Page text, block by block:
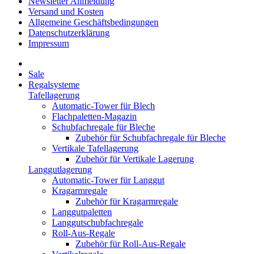
Versand und Kosten
Allgemeine Geschäftsbedingungen
Datenschutzerklärung
Impressum
Sale
Regalsysteme
Tafellagerung
Automatic-Tower für Blech
Flachpaletten-Magazin
Schubfachregale für Bleche
Zubehör für Schubfachregale für Bleche
Vertikale Tafellagerung
Zubehör für Vertikale Lagerung
Langgutlagerung
Automatic-Tower für Langgut
Kragarmregale
Zubehör für Kragarmregale
Langgutpaletten
Langgutschubfachregale
Roll-Aus-Regale
Zubehör für Roll-Aus-Regale